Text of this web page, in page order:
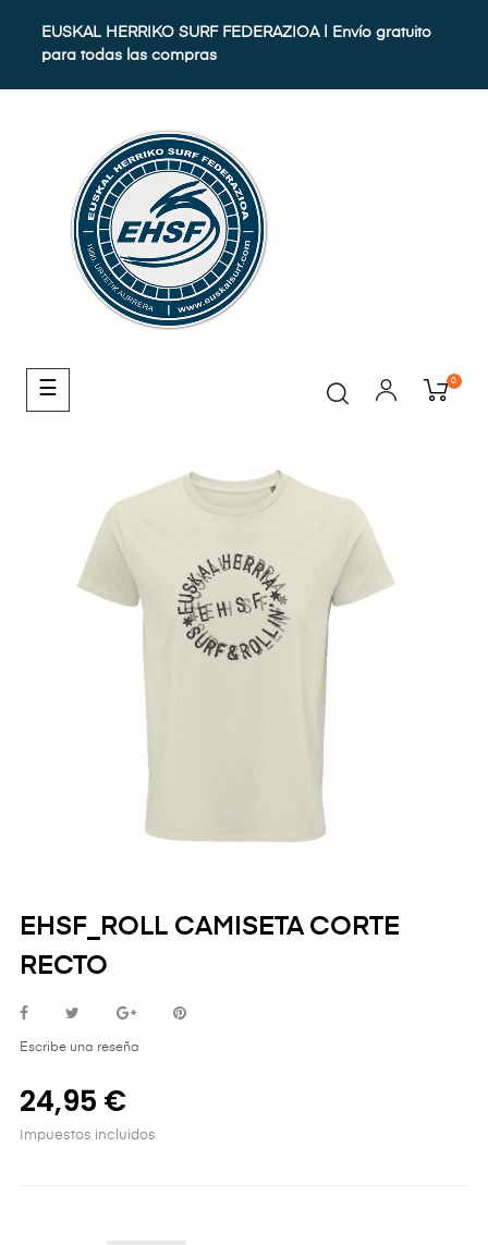
EUSKAL HERRIKO SURF FEDERAZIOA | Envío gratuito
para todas las compras
Navegación
de
☰ 0
EHSF_ROLL CAMISETA CORTE
RECTO
Escribe una reseña
24,95 €
Impuestos incluidos